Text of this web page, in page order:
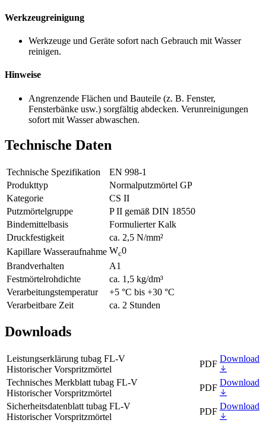
Werkzeugreinigung
Werkzeuge und Geräte sofort nach Gebrauch mit Wasser
reinigen.
Hinweise
Angrenzende Flächen und Bauteile (z. B. Fenster,
Fensterbänke usw.) sorgfältig abdecken. Verunreinigungen
sofort mit Wasser abwaschen.
Technische Daten
Technische Spezifikation
EN 998-1
Produkttyp
Normalputzmörtel GP
Kategorie
CS II
Putzmörtelgruppe
P II gemäß DIN 18550
Bindemittelbasis
Formulierter Kalk
Druckfestigkeit
ca. 2,5 N/mm²
Kapillare Wasseraufnahme Wc0
Brandverhalten
A1
Festmörtelrohdichte
ca. 1,5 kg/dm³
Verarbeitungstemperatur
+5 °C bis +30 °C
Verarbeitbare Zeit
ca. 2 Stunden
Downloads
Leistungserklärung tubag FL-V
Historischer Vorspritzmörtel
PDF
Download
Technisches Merkblatt tubag FL-V
Historischer Vorspritzmörtel
PDF
Download
Sicherheitsdatenblatt tubag FL-V
Historischer Vorspritzmörtel
PDF
Download